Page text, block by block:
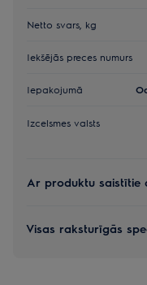
Netto svars, kg
Iekšējās preces numurs
Iepakojumā
Izcelsmes valsts
Ar produktu saistītie
Visas raksturīgās